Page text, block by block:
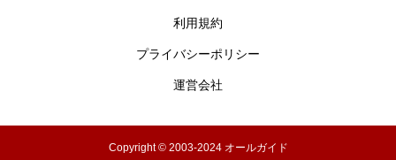
利用規約
プライバシーポリシー
運営会社
Copyright © 2003-2024 オールガイド